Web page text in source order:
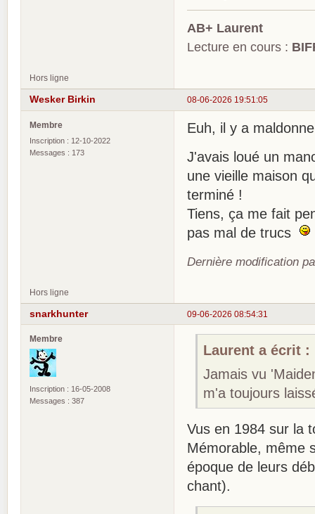
AB+ Laurent
Lecture en cours :
Hors ligne
08-06-2026 19:51:05
Wesker Birkin
Membre
Inscription : 12-10-2022
Messages : 173
Euh, il y a
J'avais loué un
une vieille maison
terminé !
Tiens, ça me fait
pas mal de trucs
Dernière modification
Hors ligne
09-06-2026 08:54:31
snarkhunter
Membre
Inscription : 16-05-2008
Messages : 387
Laurent a écrit :
Jamais vu
m'a toujours
Vus en 1984 sur la
Mémorable, même
époque de leurs
chant).